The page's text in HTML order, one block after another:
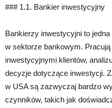
### 1.1. Bankier inwestycyjny
Bankierzy inwestycyjni to
w sektorze bankowym.
inwestycyjnymi klientów,
decyzje dotyczące inwestycji.
w USA są zazwyczaj bardzo
czynników, takich jak